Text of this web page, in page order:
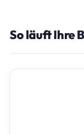
So läuft Ihre